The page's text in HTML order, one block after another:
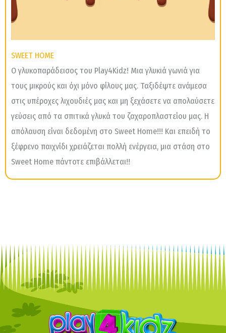
SWEET HOME
Ο γλυκοπαράδεισος του Play4Kidz! Μια γλυκιά γωνιά για
τους μικρούς και όχι μόνο φίλους μας. Ταξιδέψτε ανάμεσα
στις υπέροχες λιχουδιές μας και μη ξεχάσετε να απολαύσετε
γεύσεις από τα σπιτικά γλυκά του ζαχαροπλαστείου μας. Η
απόλαυση είναι δεδομένη στο Sweet Home!!! Και επειδή το
ξέφρενο παιχνίδι χρειάζεται πολλή ενέργεια, μια στάση στο
Sweet Ηome πάντοτε επιβάλλεται!!